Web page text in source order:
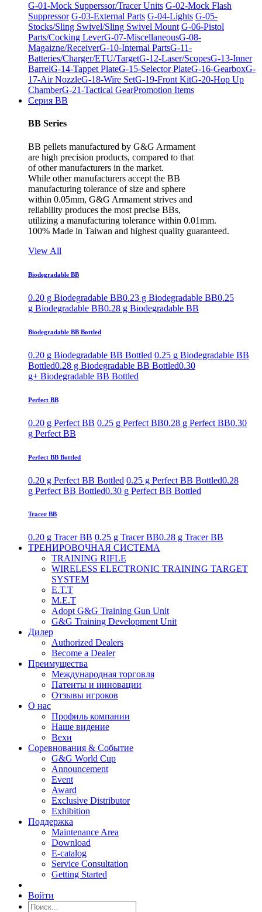
G-01-Mock Supperssor/Tracer Units G-02-Mock Flash
Suppressor G-03-External Parts G-04-Lights G-05-
Stocks/Sling Swivel/Sling Swivel Mount G-06-Pistol
Parts/Cocking LeverG-07-MiscellaneousG-08-
Magaizne/ReceiverG-10-Internal PartsG-11-
Batteries/Charger/ETU/TargetG-12-Laser/ScopesG-13-Inner
BarrelG-14-Tappet PlateG-15-Selector PlateG-16-GearboxG-
17-Air NozzleG-18-Wire SetG-19-Front KitG-20-Hop Up
ChamberG-21-Tactical GearPromotion Items
Серия BB
BB Series
BB pellets manufactured by G&G Armament
are high precision products, compared to that
of other manufacturers in the market.
While other manufacturers accept the BB
manufacturing tolerance of size and sphere
within 0.05mm, G&G Armament strives and
reliability produces the most precise BBs,
utilizing a manufacturing tolerance within 0.01mm.
100% Made in Taiwan and highest quality guaranteed.
View All
Biodegradable BB
0.20 g Biodegradable BB0.23 g Biodegradable BB0.25
g Biodegradable BB0.28 g Biodegradable BB
Biodegradable BB Bottled
0.20 g Biodegradable BB Bottled 0.25 g Biodegradable BB
Bottled0.28 g Biodegradable BB Bottled0.30
g+ Biodegradable BB Bottled
Perfect BB
0.20 g Perfect BB 0.25 g Perfect BB0.28 g Perfect BB0.30
g Perfect BB
Perfect BB Bottled
0.20 g Perfect BB Bottled 0.25 g Perfect BB Bottled0.28
g Perfect BB Bottled0.30 g Perfect BB Bottled
Tracer BB
0.20 g Tracer BB 0.25 g Tracer BB0.28 g Tracer BB
ТРЕНИРОВОЧНАЯ СИСТЕМА
TRAINING RIFLE
WIRELESS ELECTRONIC TRAINING TARGET
SYSTEM
E.T.T
M.E.T
Adopt G&G Training Gun Unit
G&G Training Development Unit
Дилер
Authorized Dealers
Become a Dealer
Преимущества
Международная торговля
Патенты и инновации
Отзывы игроков
О нас
Профиль компании
Наше видение
Вехи
Соревнования & Событие
G&G World Cup
Announcement
Event
Award
Exclusive Distributor
Exhibition
Поддержка
Maintenance Area
Download
E-catalog
Service Consultation
Getting Started
Войти